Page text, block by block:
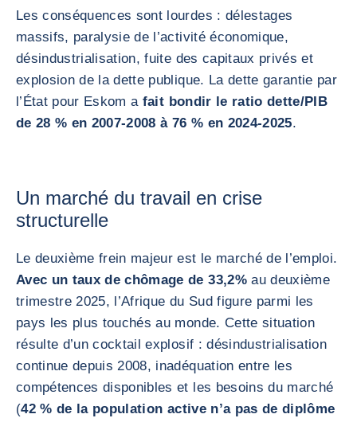
Les conséquences sont lourdes : délestages
massifs, paralysie de l’activité économique,
désindustrialisation, fuite des capitaux privés et
explosion de la dette publique. La dette garantie par
l’État pour Eskom a fait bondir le ratio dette/PIB
de 28 % en 2007-2008 à 76 % en 2024-2025.
Un marché du travail en crise
structurelle
Le deuxième frein majeur est le marché de l’emploi.
Avec un taux de chômage de 33,2%au deuxième
trimestre 2025, l’Afrique du Sud figure parmi les
pays les plus touchés au monde. Cette situation
résulte d’un cocktail explosif : désindustrialisation
continue depuis 2008, inadéquation entre les
compétences disponibles et les besoins du marché
(42 % de la population active n’a pas de diplôme